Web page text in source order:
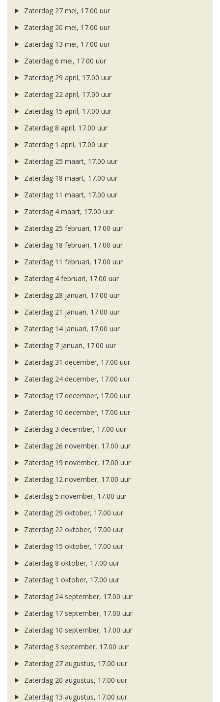
Zaterdag 27 mei, 17.00 uur
Zaterdag 20 mei, 17.00 uur
Zaterdag 13 mei, 17.00 uur
Zaterdag 6 mei, 17.00 uur
Zaterdag 29 april, 17.00 uur
Zaterdag 22 april, 17.00 uur
Zaterdag 15 april, 17.00 uur
Zaterdag 8 april, 17.00 uur
Zaterdag 1 april, 17.00 uur
Zaterdag 25 maart, 17.00 uur
Zaterdag 18 maart, 17.00 uur
Zaterdag 11 maart, 17.00 uur
Zaterdag 4 maart, 17.00 uur
Zaterdag 25 februari, 17.00 uur
Zaterdag 18 februari, 17.00 uur
Zaterdag 11 februari, 17.00 uur
Zaterdag 4 februari, 17.00 uur
Zaterdag 28 januari, 17.00 uur
Zaterdag 21 januari, 17.00 uur
Zaterdag 14 januari, 17.00 uur
Zaterdag 7 januari, 17.00 uur
Zaterdag 31 december, 17.00 uur
Zaterdag 24 december, 17.00 uur
Zaterdag 17 december, 17.00 uur
Zaterdag 10 december, 17.00 uur
Zaterdag 3 december, 17.00 uur
Zaterdag 26 november, 17.00 uur
Zaterdag 19 november, 17.00 uur
Zaterdag 12 november, 17.00 uur
Zaterdag 5 november, 17.00 uur
Zaterdag 29 oktober, 17.00 uur
Zaterdag 22 oktober, 17.00 uur
Zaterdag 15 oktober, 17.00 uur
Zaterdag 8 oktober, 17.00 uur
Zaterdag 1 oktober, 17.00 uur
Zaterdag 24 september, 17.00 uur
Zaterdag 17 september, 17.00 uur
Zaterdag 10 september, 17.00 uur
Zaterdag 3 september, 17.00 uur
Zaterdag 27 augustus, 17.00 uur
Zaterdag 20 augustus, 17.00 uur
Zaterdag 13 augustus, 17.00 uur